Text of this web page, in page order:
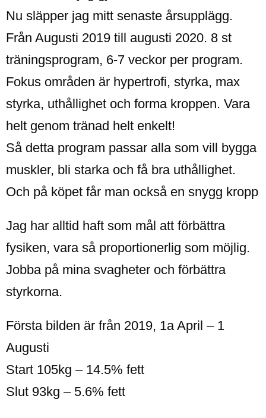
Nu släpper jag mitt senaste årsupplägg.
Från Augusti 2019 till augusti 2020. 8 st
träningsprogram, 6-7 veckor per program.
Fokus områden är hypertrofi, styrka, max
styrka, uthållighet och forma kroppen. Vara
helt genom tränad helt enkelt!
Så detta program passar alla som vill bygga
muskler, bli starka och få bra uthållighet.
Och på köpet får man också en snygg kropp
Jag har alltid haft som mål att förbättra
fysiken, vara så proportionerlig som möjlig.
Jobba på mina svagheter och förbättra
styrkorna.
Första bilden är från 2019, 1a April – 1
Augusti
Start 105kg – 14.5% fett
Slut 93kg – 5.6% fett